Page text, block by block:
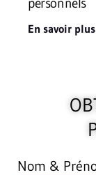
En savoir
Nom &